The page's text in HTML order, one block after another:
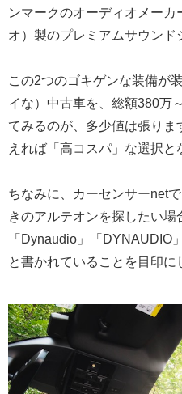
ンマークのオーディオメー
オ）製のプレミアムサウンド
この2つのゴキゲンな装備が
イな）中古車を、総額380万
てみるのが、多少値は張り
えれば「高コスパ」な選択と
ちなみに、カーセンサーnet
きのアルテオンを探したい
「Dynaudio」「DYNAUDIO
と書かれていることを目印に